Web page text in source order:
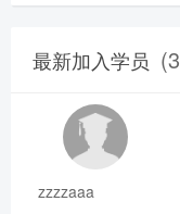
最新加入学员
zzzzaaa